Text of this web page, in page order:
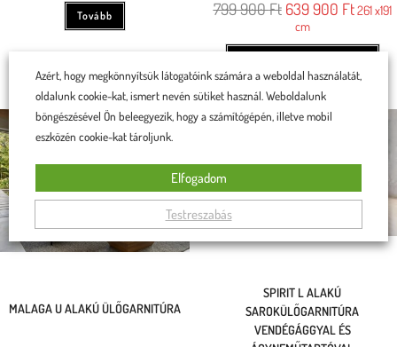
Tovább 799 900Ft 639 900 Ft261 x191
cm
MALAGA U ALAKÚ ÜLŐGARNITÚRA
SPIRIT L ALAKÚ
SAROKÜLŐGARNITÚRA
VENDÉGÁGGYAL ÉS
Azért, hogy megkönnyítsük látogatóink számára a weboldal használatát,
oldalunk cookie-kat, ismert nevén sütiket használ. Weboldalunk
böngészésével Ön beleegyezik, hogy a számítógépén, illetve mobil
eszközén cookie-kat tároljunk.
Testreszabás
Elfogadom